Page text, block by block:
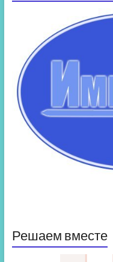
Решаем вместе